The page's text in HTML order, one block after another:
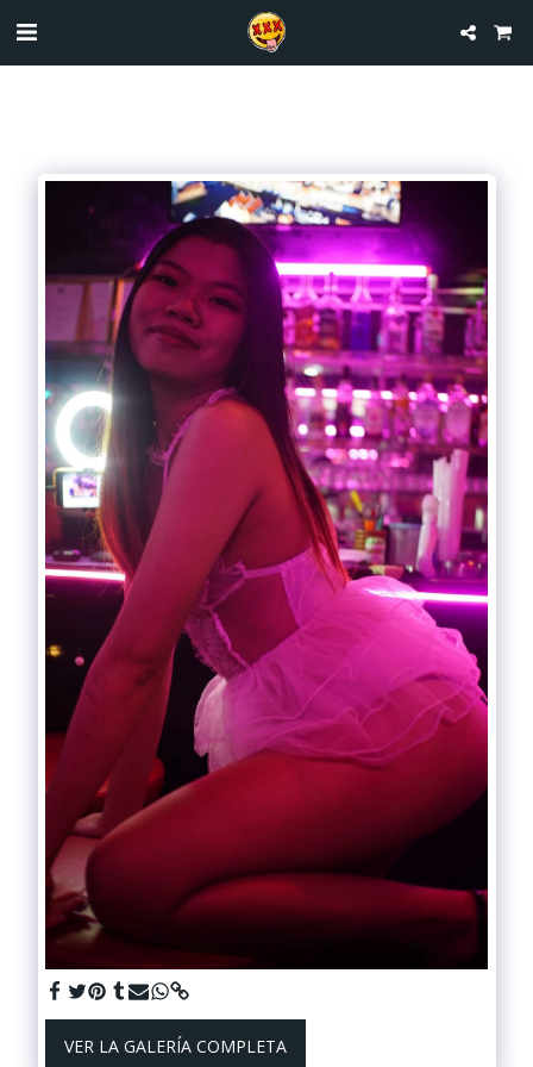
VER LA GALERÍA COMPLETA